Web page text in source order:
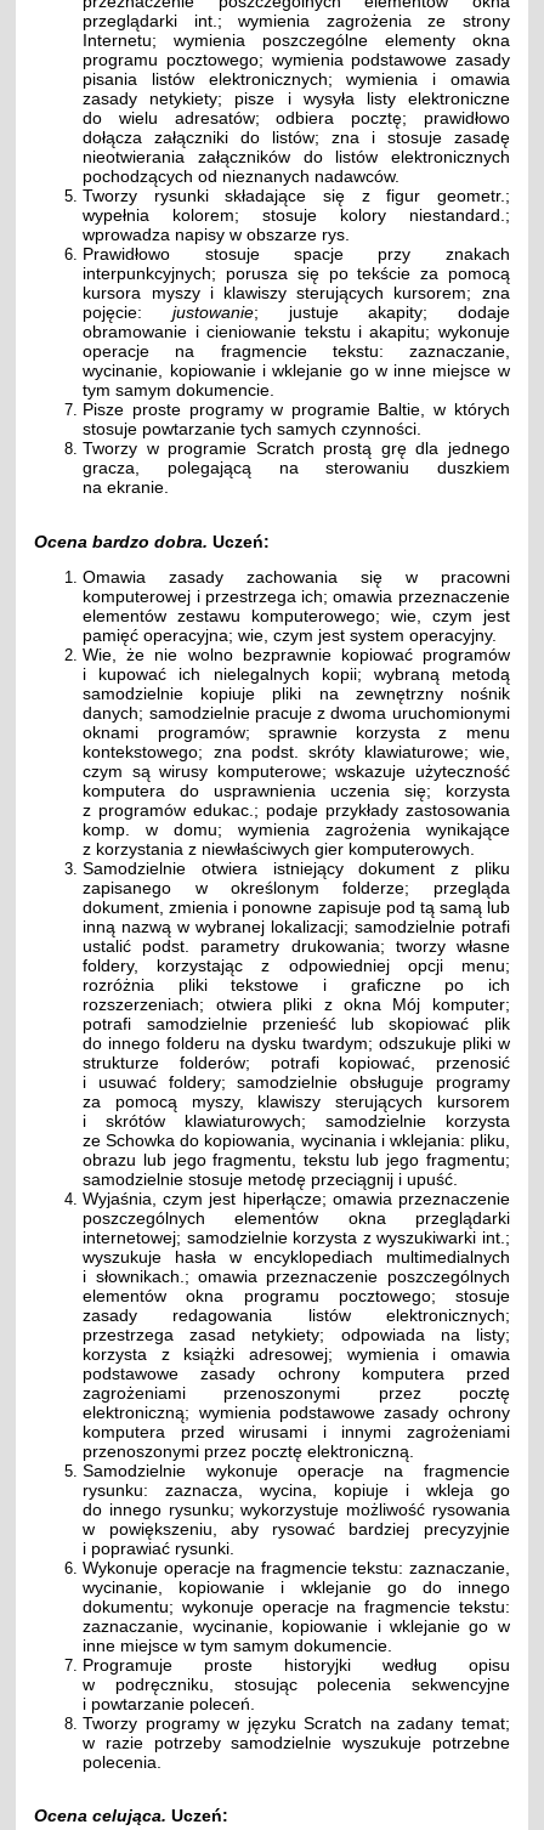
przeglądarki int.; wymienia zagrożenia ze strony
Internetu; wymienia poszczególne elementy okna
programu pocztowego; wymienia podstawowe zasady
pisania listów elektronicznych; wymienia i omawia
zasady netykiety; pisze i wysyła listy elektroniczne
do wielu adresatów; odbiera pocztę; prawidłowo
dołącza załączniki do listów; zna i stosuje zasadę
nieotwierania załączników do listów elektronicznych
pochodzących od nieznanych nadawców.
Tworzy rysunki składające się z figur geometr.;
wypełnia kolorem; stosuje kolory niestandard.;
wprowadza napisy w obszarze rys.
Prawidłowo stosuje spacje przy znakach
interpunkcyjnych; porusza się po tekście za pomocą
kursora myszy i klawiszy sterujących kursorem; zna
pojęcie: justowanie; justuje akapity; dodaje
obramowanie i cieniowanie tekstu i akapitu; wykonuje
operacje na fragmencie tekstu: zaznaczanie,
wycinanie, kopiowanie i wklejanie go w inne miejsce w
tym samym dokumencie.
Pisze proste programy w programie Baltie, w których
stosuje powtarzanie tych samych czynności.
Tworzy w programie Scratch prostą grę dla jednego
gracza, polegającą na sterowaniu duszkiem
na ekranie.
Ocena bardzo dobra.Uczeń:
Omawia zasady zachowania się w pracowni
komputerowej i przestrzega ich; omawia przeznaczenie
elementów zestawu komputerowego; wie, czym jest
pamięć operacyjna; wie, czym jest system operacyjny.
Wie, że nie wolno bezprawnie kopiować programów
i kupować ich nielegalnych kopii; wybraną metodą
samodzielnie kopiuje pliki na zewnętrzny nośnik
danych; samodzielnie pracuje z dwoma uruchomionymi
oknami programów; sprawnie korzysta z menu
kontekstowego; zna podst. skróty klawiaturowe; wie,
czym są wirusy komputerowe; wskazuje użyteczność
komputera do usprawnienia uczenia się; korzysta
z programów edukac.; podaje przykłady zastosowania
komp. w domu; wymienia zagrożenia wynikające
z korzystania z niewłaściwych gier komputerowych.
Samodzielnie otwiera istniejący dokument z pliku
zapisanego w określonym folderze; przegląda
dokument, zmienia i ponowne zapisuje pod tą samą lub
inną nazwą w wybranej lokalizacji; samodzielnie potrafi
ustalić podst. parametry drukowania; tworzy własne
foldery, korzystając z odpowiedniej opcji menu;
rozróżnia pliki tekstowe i graficzne po ich
rozszerzeniach; otwiera pliki z okna Mój komputer;
potrafi samodzielnie przenieść lub skopiować plik
do innego folderu na dysku twardym; odszukuje pliki w
strukturze folderów; potrafi kopiować, przenosić
i usuwać foldery; samodzielnie obsługuje programy
za pomocą myszy, klawiszy sterujących kursorem
i skrótów klawiaturowych; samodzielnie korzysta
ze Schowka do kopiowania, wycinania i wklejania: pliku,
obrazu lub jego fragmentu, tekstu lub jego fragmentu;
samodzielnie stosuje metodę przeciągnij i upuść.
Wyjaśnia, czym jest hiperłącze; omawia przeznaczenie
poszczególnych elementów okna przeglądarki
internetowej; samodzielnie korzysta z wyszukiwarki int.;
wyszukuje hasła w encyklopediach multimedialnych
i słownikach.; omawia przeznaczenie poszczególnych
elementów okna programu pocztowego; stosuje
zasady redagowania listów elektronicznych;
przestrzega zasad netykiety; odpowiada na listy;
korzysta z książki adresowej; wymienia i omawia
podstawowe zasady ochrony komputera przed
zagrożeniami przenoszonymi przez pocztę
elektroniczną; wymienia podstawowe zasady ochrony
komputera przed wirusami i innymi zagrożeniami
przenoszonymi przez pocztę elektroniczną.
Samodzielnie wykonuje operacje na fragmencie
rysunku: zaznacza, wycina, kopiuje i wkleja go
do innego rysunku; wykorzystuje możliwość rysowania
w powiększeniu, aby rysować bardziej precyzyjnie
i poprawiać rysunki.
Wykonuje operacje na fragmencie tekstu: zaznaczanie,
wycinanie, kopiowanie i wklejanie go do innego
dokumentu; wykonuje operacje na fragmencie tekstu:
zaznaczanie, wycinanie, kopiowanie i wklejanie go w
inne miejsce w tym samym dokumencie.
Programuje proste historyjki według opisu
w podręczniku, stosując polecenia sekwencyjne
i powtarzanie poleceń.
Tworzy programy w języku Scratch na zadany temat;
w razie potrzeby samodzielnie wyszukuje potrzebne
polecenia.
Ocena celująca.Uczeń: